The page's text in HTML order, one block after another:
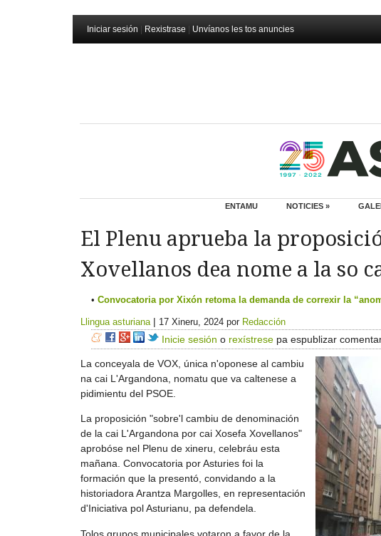
Iniciar sesión Rexistrase Unvíanos les tos anuncies
ENTAMU NOTICIES »
El Plenu aprueba la
Xovellanos dea nome a la so
Convocatoria por Xixón retoma la demanda de correxir la
Llingua asturiana | 17 Xineru, 2024 por Redacción
Inicie sesión o rexístrese pa espublizar
La conceyala de VOX, única n'oponese al cambiu
na cai L'Argandona, nomatu que va caltenese a
pidimientu del PSOE.
La proposición "sobre'l cambiu de denominación
de la cai L'Argandona por cai Xosefa Xovellanos"
aprobóse nel Plenu de xineru, celebráu esta
mañana. Convocatoria por Asturies foi la
formación que la presentó, convidando a la
historiadora Arantza Margolles, en representación
d'Iniciativa pol Asturianu, pa defendela.
Tolos grupos municipales votaron a favor de la